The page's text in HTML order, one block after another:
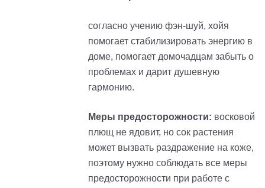
согласно учению фэн-шуй, хойя
помогает стабилизировать энергию в
доме, помогает домочадцам забыть о
проблемах и дарит душевную
гармонию.
Меры предосторожности: восковой
плющ не ядовит, но cок растения
может вызвать раздражение на коже,
поэтому нужно соблюдать все меры
предосторожности при работе с